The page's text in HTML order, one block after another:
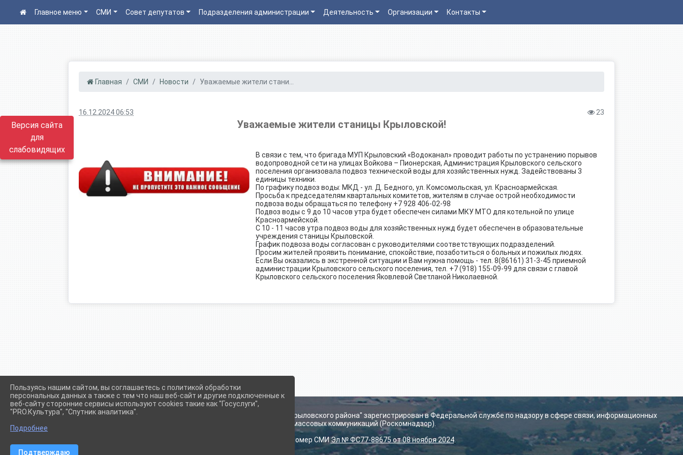
Версия сайта
для
слабовидящих
Главное меню СМИ Совет депутатов Подразделения администрации Деятельность Организации Контакты
Главная СМИ Новости Уважаемые жители стани...
16.12.2024 06:53 23
Уважаемые жители станицы Крыловской!
В связи с тем, что бригада МУП Крыловский «Водоканал» проводит работы по устранению порывов
водопроводной сети на улицах Войкова – Пионерская, Администрация Крыловского сельского
поселения организовала подвоз технической воды для хозяйственных нужд. Задействованы 3
единицы техники.
По графику подвоз воды: МКД - ул. Д. Бедного, ул. Комсомольская, ул. Красноармейская.
Просьба к председателям квартальных комитетов, жителям в случае острой необходимости
подвоза воды обращаться по телефону +7 928 406-02-98
Подвоз воды с 9 до 10 часов утра будет обеспечен силами МКУ МТО для котельной по улице
Красноармейской.
С 10 - 11 часов утра подвоз воды для хозяйственных нужд будет обеспечен в образовательные
учреждения станицы Крыловской.
График подвоза воды согласован с руководителями соответствующих подразделений.
Просим жителей проявить понимание, спокойствие, позаботиться о больных и пожилых людях.
Если Вы оказались в экстренной ситуации и Вам нужна помощь - тел. 8(86161) 31-3-45 приемной
администрации Крыловского сельского поселения, тел. +7 (918) 155-09-99 для связи с главой
Крыловского сельского поселения Яковлевой Светланой Николаевной.
Сетевое издание (сайт) "Администрации Крыловского сельского поселения Крыловского района" зарегистрирован в Федеральной службе по надзору в сфере связи, информационных
технологий и массовых коммуникаций (Роскомнадзор).
Регистрационный номер СМИЭл № ФС77-88675 от 08 ноября 2024.
Пользуясь нашим сайтом, вы соглашаетесь с политикой обработки
персональных данных а также с тем что наш веб-сайт и другие подключенные к
веб-сайту сторонние сервисы используют cookies такие как "Госуслуги",
"PRO.Культура", "Спутник аналитика".
Подробнее
Подтверждаю